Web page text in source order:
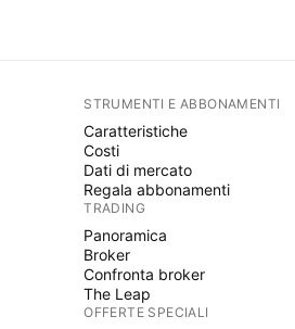
STRUMENTI E ABBONAMENTI
Caratteristiche
Costi
Dati di mercato
Regala abbonamenti
TRADING
Panoramica
Broker
Confronta broker
The Leap
OFFERTE SPECIALI